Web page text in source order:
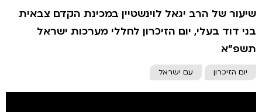
שיעור של הרב יגאל לוינשטיין במכינת הקדם צבאית
בני דוד בעלי, יום הזיכרון לחללי מערכות ישראל
תשפ"א
יום הזיכרון עם ישראל